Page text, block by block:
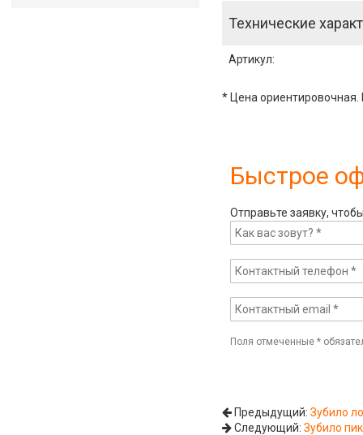
Технические
Артикул:
* Цена ориентировочная.
Быстрое
Отправьте заявку,
Поля отмеченные*
Предыдущий:Зубило
Следующий:Зубило